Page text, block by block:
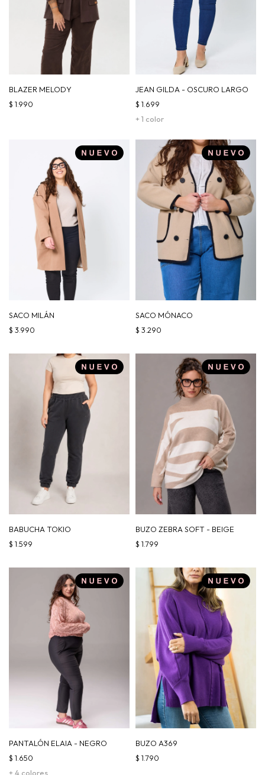
BLAZER MELODY
$ 1.990
JEAN GILDA - OSCURO LARGO
+ 1 color
$ 1.699
SACO MILÁN
$ 3.990
SACO MÓNACO
$ 3.290
BABUCHA TOKIO
$ 1.599
BUZO ZEBRA SOFT - BEIGE
$ 1.799
PANTALÓN ELAIA - NEGRO
+ 4 colores
$ 1.650
BUZO A369
$ 1.790